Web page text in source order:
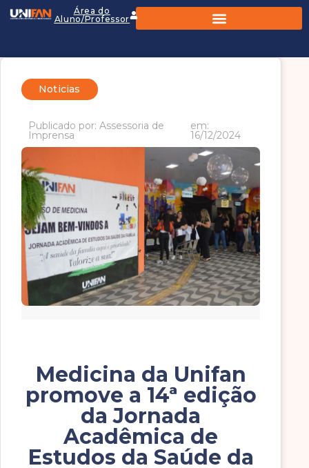
Área do
Aluno/Professor
Noticias
Publicado por: Assessoria de
Imprensa
em:
16/12/2024
Medicina da Unifan
promove a 14ª edição
da Jornada
Acadêmica de
Estudos da Saúde da